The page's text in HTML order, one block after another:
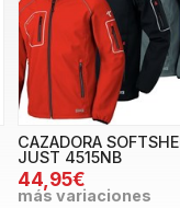
CAZADORA
JUST 4515NB
44,95€
más variaciones